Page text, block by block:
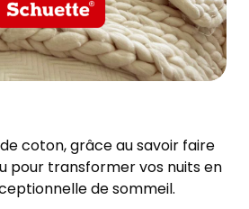
coton, grâce au savoir faire
pour transformer vos nuits en
de sommeil.